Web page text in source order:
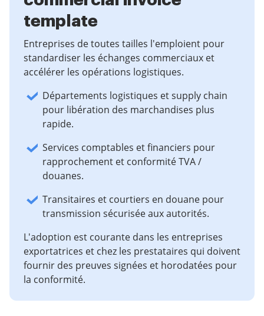
template
Entreprises de toutes tailles l'emploient pour
standardiser les échanges commerciaux et
accélérer les opérations logistiques.
Départements logistiques et supply chain
pour libération des marchandises plus
rapide.
Services comptables et financiers pour
rapprochement et conformité TVA /
douanes.
Transitaires et courtiers en douane pour
transmission sécurisée aux autorités.
L'adoption est courante dans les entreprises
exportatrices et chez les prestataires qui doivent
fournir des preuves signées et horodatées pour
la conformité.